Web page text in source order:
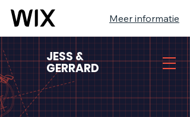
Meer informatie